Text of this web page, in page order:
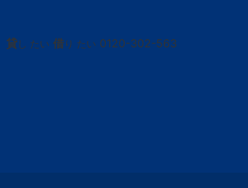
貸し たい 借り たい 0120-302-563